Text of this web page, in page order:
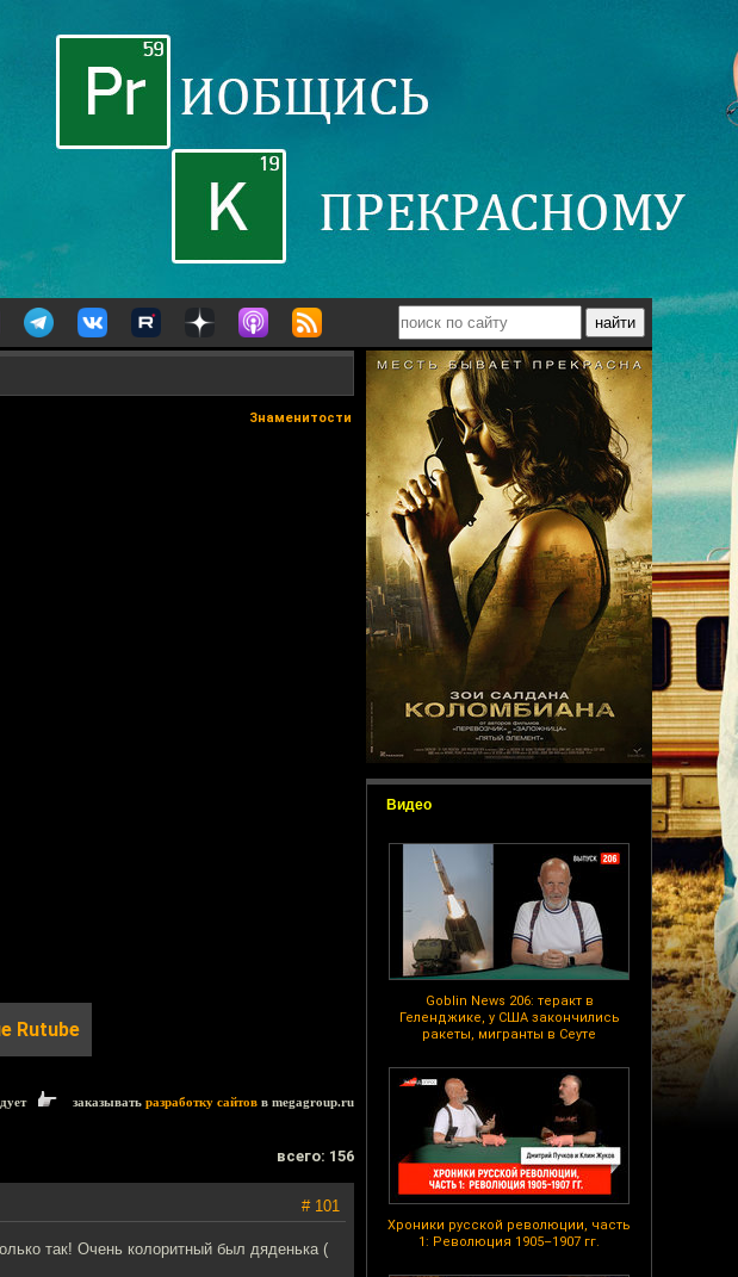
Видео
Goblin News 206: теракт в
Геленджике, у США закончились
ракеты, мигранты в Сеуте
Хроники русской революции, часть
1: Революция 1905–1907 гг.
Знаменитости
Rutube
заказывать разработку сайтов в megagroup.ru
всего: 156
# 101
так! Очень колоритный был дяденька (